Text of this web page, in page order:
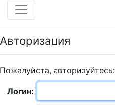
Авторизация
Пожалуйста, авторизуйтесь:
Логин: